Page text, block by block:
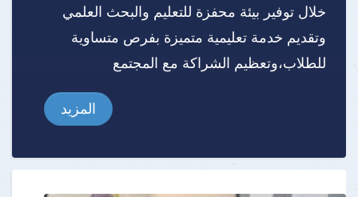
خلال توفير بيئة محفزة للتعليم والبحث العلمي
وتقديم خدمة تعليمية متميزة بفرص متساوية
للطلاب،وتعظيم الشراكة مع المجتمع
المزيد